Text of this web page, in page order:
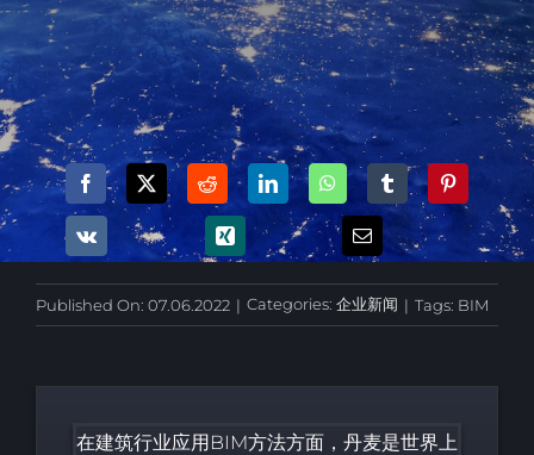
Published On: 07.06.2022 | Categories: 企业新闻 | Tags: BIM
在建筑行业应用BIM方法方面，丹麦是世界上